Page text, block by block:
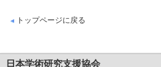
トップページに戻る
日本学術研究支援協会